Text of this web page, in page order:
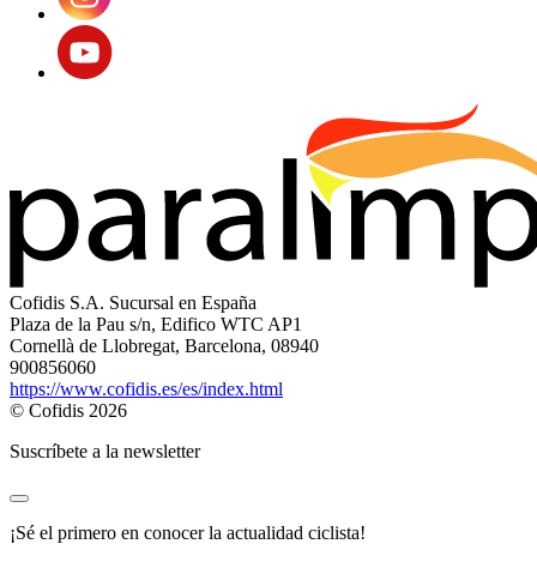
Cofidis S.A. Sucursal en España
Plaza de la Pau s/n, Edifico WTC AP1
Cornellà de Llobregat, Barcelona, 08940
900856060
https://www.cofidis.es/es/index.html
© Cofidis 2026
Suscríbete a la newsletter
¡Sé el primero en conocer la actualidad ciclista!